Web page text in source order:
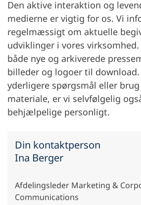
Den aktive interaktion og
medierne er vigtig for os. Vi
regelmæssigt om aktuelle
udviklinger i vores
både nye og arkiverede
billeder og logoer til download.
yderligere spørgsmål eller
materiale, er vi selvfølgelig
behjælpelige personligt.
Din kontaktperson
Ina Berger
Afdelingsleder Marketing &
Communications